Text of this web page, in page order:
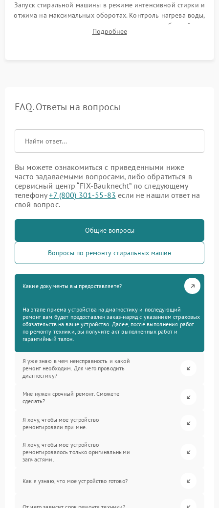
Запуск стиральной машины в режиме интенсивной стирки и
отжима на максимальных оборотах. Контроль нагрева воды,
корректности слива, отсутствия излишних вибраций,
посторонних стуков и протечек под корпусом.
Подробнее
FAQ. Ответы на вопросы
Вы можете ознакомиться с приведенными ниже
часто задаваемыми вопросами, либо обратиться в
сервисный центр “FIX-Bauknecht” по следующему
телефону+7 (800) 301-55-83 если не нашли ответ на
свой вопрос.
Общие вопросы
Вопросы по ремонту стиральных машин
Какие документы вы предоставляете?
На этапе приема устройства на диагностику и последующий
ремонт вам будет предоставлен заказ-наряд с указанием страховых
обязательств на ваше устройство. Далее, после выполнения работ
по ремонту техники, вы получите акт выполненных работ и
гарантийный талон.
Я уже знаю в чем неисправность и какой
ремонт необходим. Для чего проводить
диагностику?
Мне нужен срочный ремонт. Сможете
сделать?
Я хочу, чтобы мое устройство
ремонтировали при мне.
Я хочу, чтобы мое устройство
ремонтировалось только оригинальными
запчастями.
Как я узнаю, что мое устройство готово?